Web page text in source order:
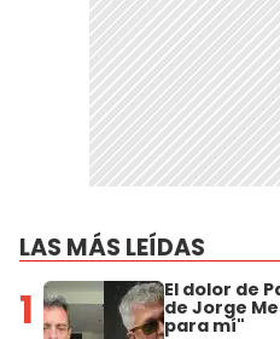
LAS MÁS LEÍDAS
1 El dolor de
de Jorge
para mí"